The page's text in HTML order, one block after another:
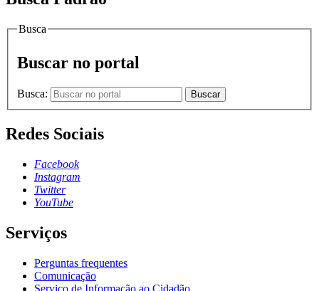
Busca
Buscar no portal
Busca: Buscar
Redes Sociais
Facebook
Instagram
Twitter
YouTube
Serviços
Perguntas frequentes
Comunicação
Serviço de Informação ao Cidadão